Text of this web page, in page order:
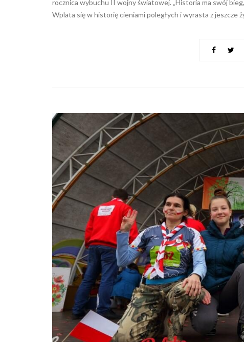
rocznica wybuchu II wojny światowej. „Historia ma swój
Wplata się w historię cieniami poległych i wyrasta z jeszcze